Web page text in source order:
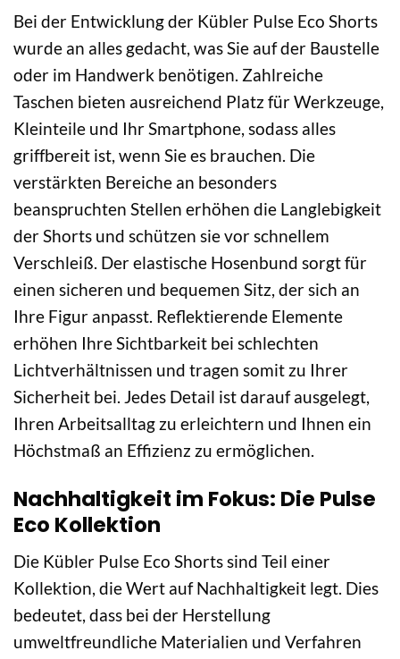
Bei der Entwicklung der Kübler Pulse Eco Shorts
wurde an alles gedacht, was Sie auf der Baustelle
oder im Handwerk benötigen. Zahlreiche
Taschen bieten ausreichend Platz für Werkzeuge,
Kleinteile und Ihr Smartphone, sodass alles
griffbereit ist, wenn Sie es brauchen. Die
verstärkten Bereiche an besonders
beanspruchten Stellen erhöhen die Langlebigkeit
der Shorts und schützen sie vor schnellem
Verschleiß. Der elastische Hosenbund sorgt für
einen sicheren und bequemen Sitz, der sich an
Ihre Figur anpasst. Reflektierende Elemente
erhöhen Ihre Sichtbarkeit bei schlechten
Lichtverhältnissen und tragen somit zu Ihrer
Sicherheit bei. Jedes Detail ist darauf ausgelegt,
Ihren Arbeitsalltag zu erleichtern und Ihnen ein
Höchstmaß an Effizienz zu ermöglichen.
Nachhaltigkeit im Fokus: Die Pulse
Eco Kollektion
Die Kübler Pulse Eco Shorts sind Teil einer
Kollektion, die Wert auf Nachhaltigkeit legt. Dies
bedeutet, dass bei der Herstellung
umweltfreundliche Materialien und Verfahren